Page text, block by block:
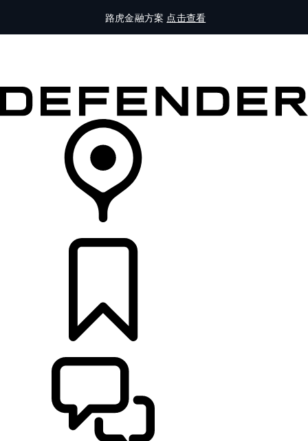
路虎金融方案 点击查看